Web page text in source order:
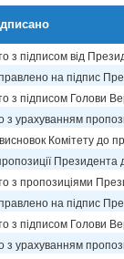
з підписом від
на підпис
з підписом Голови
з урахуванням
Комітету до
Президента
з пропозиціями
на підпис
з підписом Голови
з урахуванням